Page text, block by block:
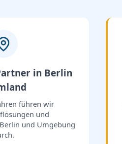
in Berlin
führen wir
und
und Umgebung